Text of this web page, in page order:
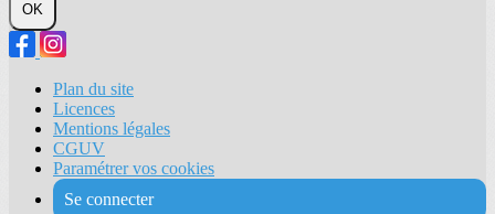
OK
Plan du site
Licences
Mentions légales
CGUV
Paramétrer vos cookies
Se connecter